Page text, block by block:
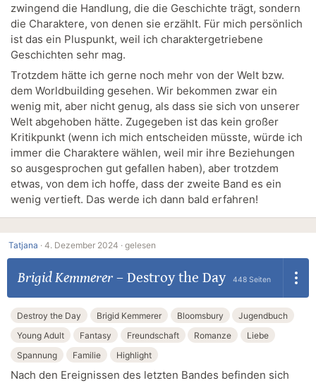
zwingend die Handlung, die die Geschichte trägt, sondern
die Charaktere, von denen sie erzählt. Für mich persönlich
ist das ein Pluspunkt, weil ich charaktergetriebene
Geschichten sehr mag.
Trotzdem hätte ich gerne noch mehr von der Welt bzw.
dem Worldbuilding gesehen. Wir bekommen zwar ein
wenig mit, aber nicht genug, als dass sie sich von unserer
Welt abgehoben hätte. Zugegeben ist das kein großer
Kritikpunkt (wenn ich mich entscheiden müsste, würde ich
immer die Charaktere wählen, weil mir ihre Beziehungen
so ausgesprochen gut gefallen haben), aber trotzdem
etwas, von dem ich hoffe, dass der zweite Band es ein
wenig vertieft. Das werde ich dann bald erfahren!
Tatjana · 4. Dezember 2024 · gelesen
Brigid Kemmerer– Destroy the Day 448 Seiten
Destroy the Day Brigid Kemmerer Bloomsbury
Jugendbuch
Young Adult
Fantasy Freundschaft Romanze
Liebe
Spannung
Familie Highlight
Nach den Ereignissen des letzten Bandes befinden sich